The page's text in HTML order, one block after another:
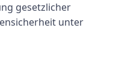
gesetzlicher
unter